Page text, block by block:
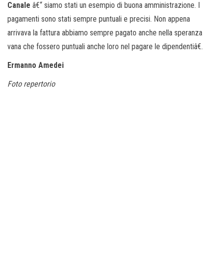
Canale â€“ siamo stati un esempio di buona amministrazione. I
pagamenti sono stati sempre puntuali e precisi. Non appena
arrivava la fattura abbiamo sempre pagato anche nella speranza
vana che fossero puntuali anche loro nel pagare le dipendentiâ€.
Ermanno Amedei
Foto repertorio